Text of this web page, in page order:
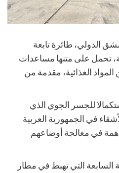
الدولي، طائرة تابعة
تحمل على متنها مساعدات
28 طناً من المواد الغذائية، مقدمة من
للجسر الجوي الذي
في الجمهورية العربية
في معالجة أوضاعهم
السابعة التي تهبط في مطار